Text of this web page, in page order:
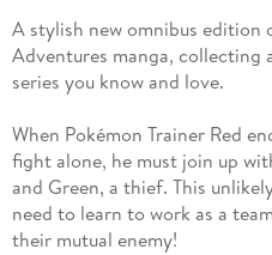
A stylish new omnibus edition
Adventures manga,
series you know and love.
When Pokémon Trainer Red
fight alone, he must join up
and Green, a thief. This
need to learn to work as a
their mutual enemy!